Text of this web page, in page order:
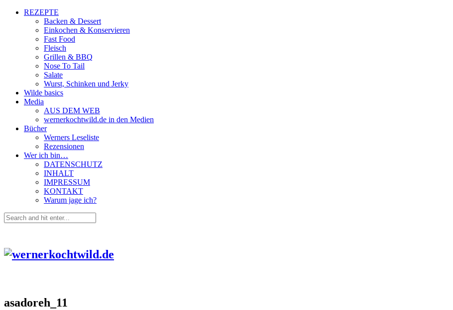
REZEPTE
Backen & Dessert
Einkochen & Konservieren
Fast Food
Fleisch
Grillen & BBQ
Nose To Tail
Salate
Wurst, Schinken und Jerky
Wilde basics
Media
AUS DEM WEB
wernerkochtwild.de in den Medien
Bücher
Werners Leseliste
Rezensionen
Wer ich bin…
DATENSCHUTZ
INHALT
IMPRESSUM
KONTAKT
Warum jage ich?
asadoreh_11